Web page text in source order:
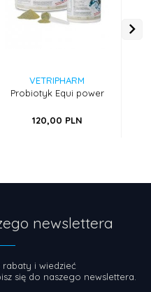
VETRIPHARM
Probiotyk Equi power
120,00 PLN
newslettera
i wiedzieć
się do naszego newslettera.